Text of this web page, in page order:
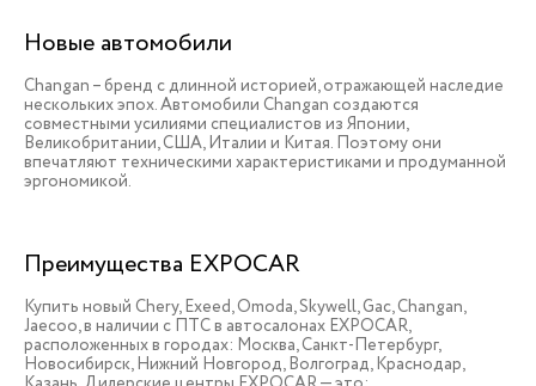
Новые автомобили
Changan – бренд с длинной историей, отражающей наследие
нескольких эпох. Автомобили Changan создаются
совместными усилиями специалистов из Японии,
Великобритании, США, Италии и Китая. Поэтому они
впечатляют техническими характеристиками и продуманной
эргономикой.
Преимущества EXPOCAR
Купить новый Chery, Exeed, Omoda, Skywell, Gac, Changan,
Jaecoo, в наличии c ПТС в автосалонах EXPOCAR,
расположенных в городах: Москва, Санкт-Петербург,
Новосибирск, Нижний Новгород, Волгоград, Краснодар,